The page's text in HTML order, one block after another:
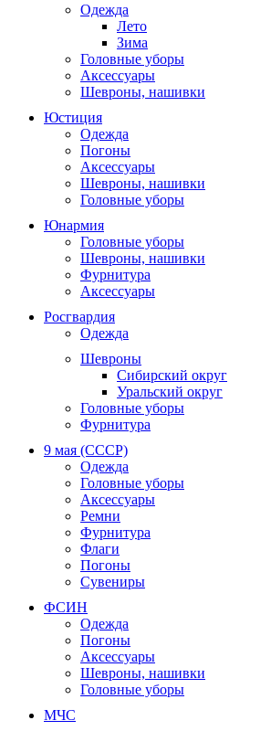
Одежда
Лето
Зима
Головные уборы
Аксессуары
Шевроны, нашивки
Юстиция
Одежда
Погоны
Аксессуары
Шевроны, нашивки
Головные уборы
Юнармия
Головные уборы
Шевроны, нашивки
Фурнитура
Аксессуары
Росгвардия
Одежда
Шевроны
Сибирский округ
Уральский округ
Головные уборы
Фурнитура
9 мая (СССР)
Одежда
Головные уборы
Аксессуары
Ремни
Фурнитура
Флаги
Погоны
Сувениры
ФСИН
Одежда
Погоны
Аксессуары
Шевроны, нашивки
Головные уборы
МЧС